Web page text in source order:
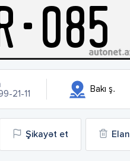
-085
21-11
Bakı ş.
Şikayət et